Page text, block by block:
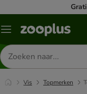
Menu
Zoeken
naar
producten
Vis Topmerken